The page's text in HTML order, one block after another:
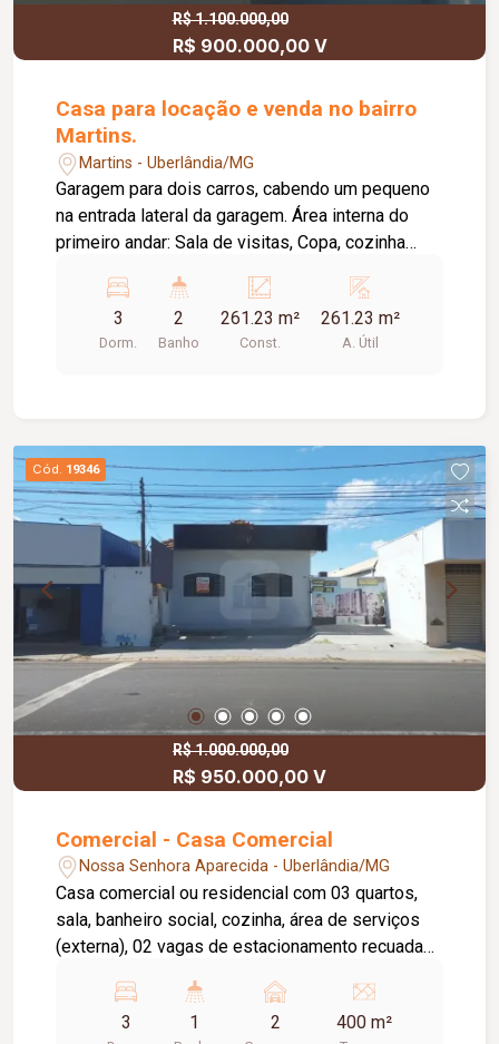
R$ 1.100.000,00
R$ 900.000,00 V
Casa para locação e venda no bairro
Martins.
Martins - Uberlândia/MG
Garagem para dois carros, cabendo um pequeno
na entrada lateral da garagem. Área interna do
primeiro andar: Sala de visitas, Copa, cozinha
para um quarto, uma suíte com armários
embutidos no quarto e banheiro, um quarto com
armários embutidos, banheiro social com
embutidos e o banheiro também. Área externa:
dois corredores laterais, uma dispensa para gás
e materiais diversos. Varanda coberta, uma
cozinha externa, um banheiro, dois cômodos com
destinações diversas, podendo ser escritório,
quarto, etc., lavanderia
3
Dorm.
2
Banho
261.23 m²
Const.
261.23 m²
A. Útil
Cód. 19346
R$ 1.000.000,00
R$ 950.000,00 V
Comercial - Casa Comercial
Nossa Senhora Aparecida - Uberlândia/MG
Casa comercial ou residencial com 03 quartos,
sala, banheiro social, cozinha, área de serviços
(externa), 02 vagas de estacionamento recuadas.
3 1 2 400 m²